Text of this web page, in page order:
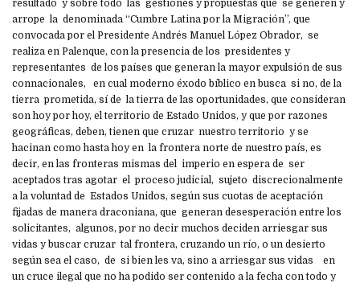
resultado y sobre todo las gestiones y propuestas que se generen y
arrope la denominada “Cumbre Latina por la Migración”, que
convocada por el Presidente Andrés Manuel López Obrador, se
realiza en Palenque, con la presencia de los presidentes y
representantes de los países que generan la mayor expulsión de sus
connacionales, en cual moderno éxodo bíblico en busca si no, de la
tierra prometida, sí de la tierra de las oportunidades, que consideran
son hoy por hoy, el territorio de Estado Unidos, y que por razones
geográficas, deben, tienen que cruzar nuestro territorio y se
hacinan como hasta hoy en la frontera norte de nuestro país, es
decir, en las fronteras mismas del imperio en espera de ser
aceptados tras agotar el proceso judicial, sujeto discrecionalmente
a la voluntad de Estados Unidos, según sus cuotas de aceptación
fijadas de manera draconiana, que generan desesperación entre los
solicitantes, algunos, por no decir muchos deciden arriesgar sus
vidas y buscar cruzar tal frontera, cruzando un río, o un desierto
según sea el caso, de si bien les va, sino a arriesgar sus vidas en
un cruce ilegal que no ha podido ser contenido a la fecha con todo y